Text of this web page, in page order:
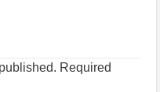
Required